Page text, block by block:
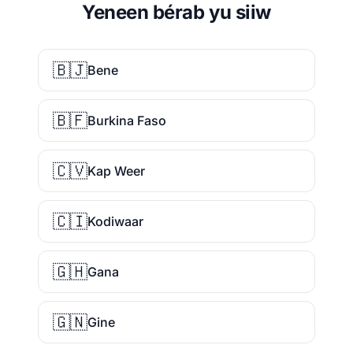
Yeneen bérab yu siiw
🇧🇯Bene
🇧🇫Burkina Faso
🇨🇻Kap Weer
🇨🇮Kodiwaar
🇬🇭Gana
🇬🇳Gine